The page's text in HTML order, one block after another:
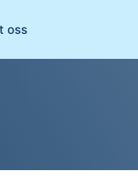
oss